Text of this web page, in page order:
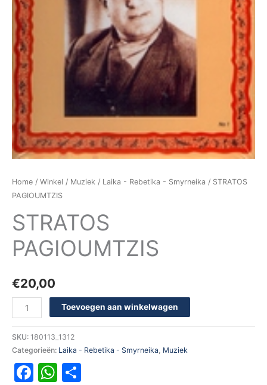
Home / Winkel / Muziek / Laika - Rebetika - Smyrneika / STRATOS
PAGIOUMTZIS
STRATOS
PAGIOUMTZIS
€20,00
Toevoegen aan winkelwagen
SKU: 180113_1312
Categorieën: Laika - Rebetika - Smyrneika Muziek
Facebook
WhatsApp